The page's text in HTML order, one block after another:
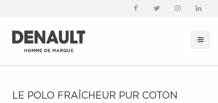
LE POLO FRAÎCHEUR PUR COTON